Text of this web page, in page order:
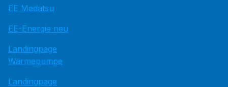
EE Medatsu
EE-Energie neu
Landingpage
Wärmepumpe
Landingpage